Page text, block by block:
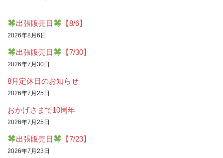
出張販売日 【8/6】
2026年8月6日
出張販売日 【7/30】
2026年7月30日
8月定休日のお知らせ
2026年7月25日
おかげさまで10周年
2026年7月25日
出張販売日 【7/23】
2026年7月23日